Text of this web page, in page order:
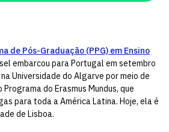
de Pós-Graduação (PPG) em Ensino
embarcou para Portugal em setembro
Universidade do Algarve por meio de
do Erasmus Mundus, que
para toda a América Latina. Hoje, ela é
de Lisboa.